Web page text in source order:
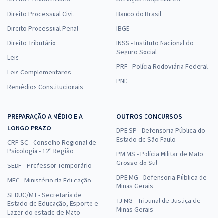
Direito Processual Civil
Direito Processual Penal
Direito Tributário
Leis
Leis Complementares
Remédios Constitucionais
Banco do Brasil
IBGE
INSS - Instituto Nacional do
Seguro Social
PRF - Polícia Rodoviária Federal
PND
PREPARAÇÃO A MÉDIO E A
LONGO PRAZO
CRP SC - Conselho Regional de
Psicologia - 12ª Região
SEDF - Professor Temporário
MEC - Ministério da Educação
SEDUC/MT - Secretaria de
Estado de Educação, Esporte e
Lazer do estado de Mato
OUTROS CONCURSOS
DPE SP - Defensoria Pública do
Estado de São Paulo
PM MS - Polícia Militar de Mato
Grosso do Sul
DPE MG - Defensoria Pública de
Minas Gerais
TJ MG - Tribunal de Justiça de
Minas Gerais